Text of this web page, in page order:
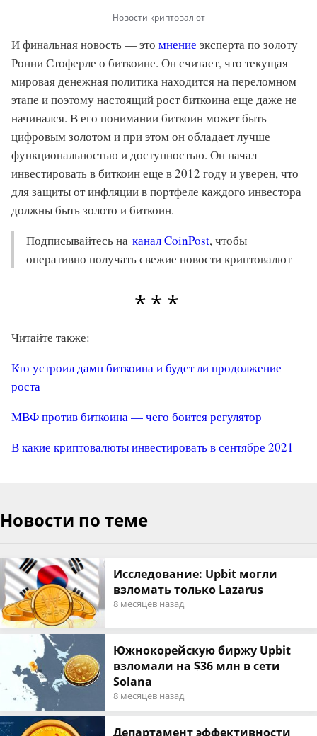
Новости криптовалют
И финальная новость — это мнение эксперта по золоту
Ронни Стоферле о биткоине. Он считает, что текущая
мировая денежная политика находится на переломном
этапе и поэтому настоящий рост биткоина еще даже не
начинался. В его понимании биткоин может быть
цифровым золотом и при этом он обладает лучше
функциональностью и доступностью. Он начал
инвестировать в биткоин еще в 2012 году и уверен, что
для защиты от инфляции в портфеле каждого инвестора
должны быть золото и биткоин.
Подписывайтесь на канал CoinPost, чтобы
оперативно получать свежие новости криптовалют
Читайте также:
Кто устроил дамп биткоина и будет ли продолжение
роста
МВФ против биткоина — чего боится регулятор
В какие криптовалюты инвестировать в сентябре 2021
Новости по теме
Исследование: Upbit могли
взломать только Lazarus
8 месяцев назад
Южнокорейскую биржу Upbit
взломали на $36 млн в сети
Solana
8 месяцев назад
Департамент эффективности